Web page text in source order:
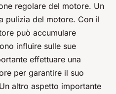
regolare del motore. Un
pulizia del motore. Con il
può accumulare
influire sulle sue
effettuare una
per garantire il suo
altro aspetto importante